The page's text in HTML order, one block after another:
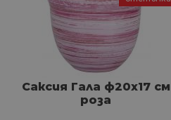
Саксия Гала ф20х17 см
роза